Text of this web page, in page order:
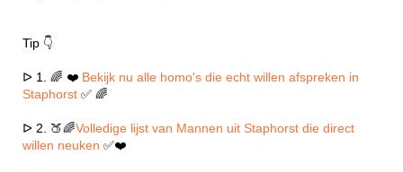
Tip 👇
ᐅ 1. 🌈 ❤️ Bekijk nu alle homo's die echt willen afspreken in
Staphorst ✅ 🌈
ᐅ 2. 🍑🌈Volledige lijst van Mannen uit Staphorst die direct
willen neuken ✅❤️